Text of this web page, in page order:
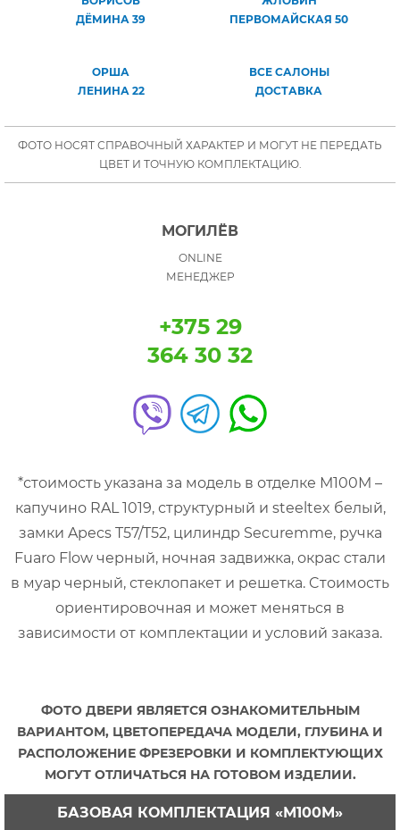
ДЁМИНА 39
ПЕРВОМАЙСКАЯ 50
ОРША
ЛЕНИНА 22
ВСЕ САЛОНЫ
ДОСТАВКА
ФОТО НОСЯТ СПРАВОЧНЫЙ ХАРАКТЕР И МОГУТ НЕ ПЕРЕДАТЬ
ЦВЕТ И ТОЧНУЮ КОМПЛЕКТАЦИЮ.
МОГИЛЁВ
ONLINE
МЕНЕДЖЕР
+375 29
364 30 32
*стоимость указана за модель в отделке М100М –
капучино RAL 1019, структурный и steeltex белый,
замки Apecs T57/T52, цилиндр Securemme, ручка
Fuaro Flow черный, ночная задвижка, окрас стали
в муар черный, стеклопакет и решетка. Cтоимость
ориентировочная и может меняться в
зависимости от комплектации и условий заказа.
ФОТО ДВЕРИ ЯВЛЯЕТСЯ ОЗНАКОМИТЕЛЬНЫМ
ВАРИАНТОМ, ЦВЕТОПЕРЕДАЧА МОДЕЛИ, ГЛУБИНА И
РАСПОЛОЖЕНИЕ ФРЕЗЕРОВКИ И КОМПЛЕКТУЮЩИХ
МОГУТ ОТЛИЧАТЬСЯ НА ГОТОВОМ ИЗДЕЛИИ.
БАЗОВАЯ КОМПЛЕКТАЦИЯ «М100М»